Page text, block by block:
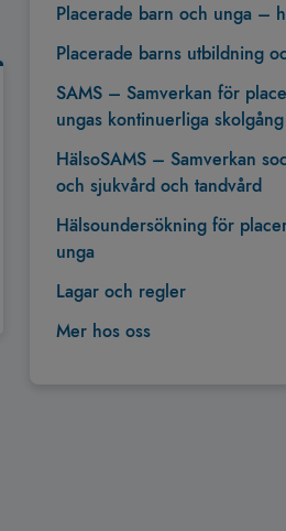
Placerade barn och unga –
Placerade barns utbildning
SAMS – Samverkan för
ungas kontinuerliga skolgång
HälsoSAMS – Samverkan
och sjukvård och tandvård
Hälsoundersökning för
unga
Lagar och regler
Mer hos oss